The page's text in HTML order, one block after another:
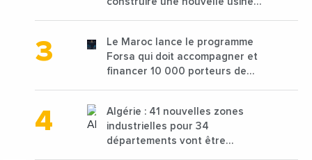
Le Maroc lance le programme
Forsa qui doit accompagner et
financer 10 000 porteurs de
Algérie : 41 nouvelles zones
industrielles pour 34
départements vont être